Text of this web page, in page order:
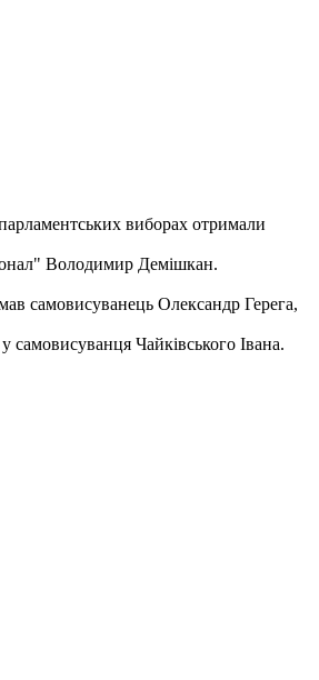
виборах отримали
Володимир Демішкан.
самовисуванець Олександр Герега,
Чайківського Івана.